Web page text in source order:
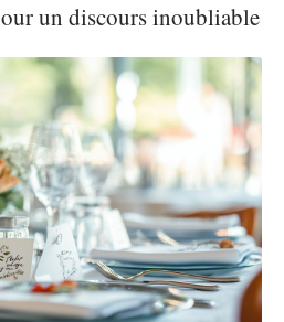
un discours inoubliable